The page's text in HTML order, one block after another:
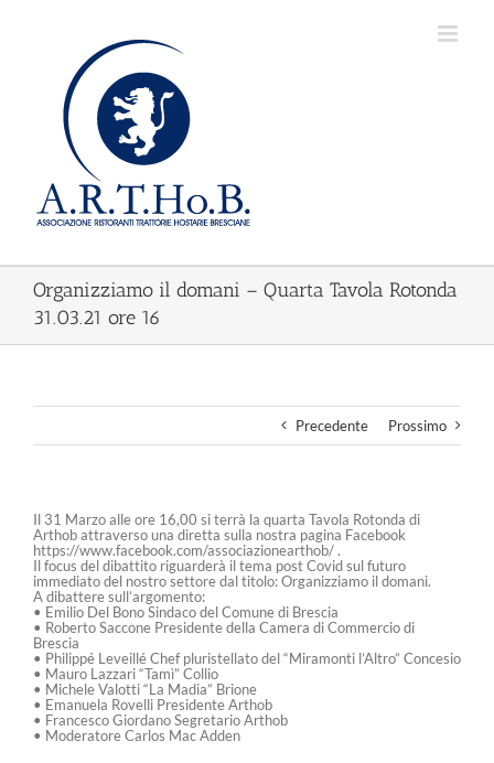
Organizziamo il domani – Quarta Tavola Rotonda
31.03.21 ore 16
Precedente Prossimo
Il 31 Marzo alle ore 16,00 si terrà la quarta Tavola Rotonda di
Arthob attraverso una diretta sulla nostra pagina Facebook
https://www.facebook.com/associazionearthob/ .
Il focus del dibattito riguarderà il tema post Covid sul futuro
immediato del nostro settore dal titolo: Organizziamo il domani.
A dibattere sull’argomento:
• Emilio Del Bono Sindaco del Comune di Brescia
• Roberto Saccone Presidente della Camera di Commercio di
Brescia
• Philippé Leveillé Chef pluristellato del “Miramonti l’Altro” Concesio
• Mauro Lazzari “Tamì” Collio
• Michele Valotti “La Madia” Brione
• Emanuela Rovelli Presidente Arthob
• Francesco Giordano Segretario Arthob
• Moderatore Carlos Mac Adden